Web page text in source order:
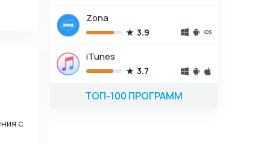
с
Zona
3.9
iTunes
3.7
ТОП-100 ПРОГРАММ